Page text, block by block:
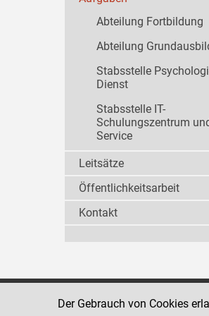
Abteilung Fortbildung
Abteilung
Stabsstelle
Dienst
Stabsstelle IT-
Schulungszentrum
Service
Leitsätze
Öffentlichkeitsarbeit
Kontakt
Strafvollzugsakademie
Der Gebrauch von Cookies